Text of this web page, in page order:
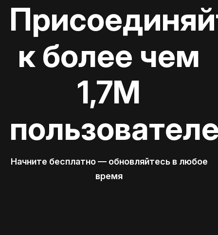
к более чем
1,7M
Начните бесплатно — обновляйтесь в любое
время